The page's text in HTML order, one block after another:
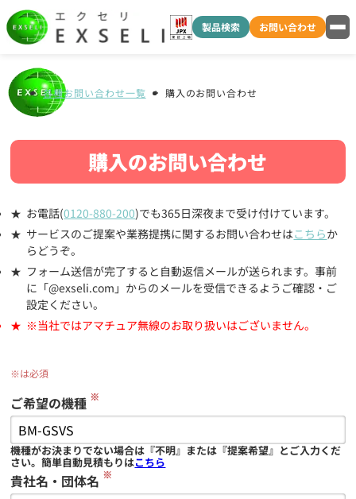
製品検索 お問い合わせ
各種お問い合わせ一覧 購入のお問い合わせ
購入のお問い合わせ
お電話(0120-880-200)でも365日深夜まで受け付けています。
サービスのご提案や業務提携に関するお問い合わせはこちらか
らどうぞ。
フォーム送信が完了すると自動返信メールが送られます。事前
に「@exseli.com」からのメールを受信できるようご確認・ご
設定ください。
※当社ではアマチュア無線のお取り扱いはございません。
※は必須
ご希望の機種 ※
機種がお決まりでない場合は『不明』または『提案希望』とご入力くだ
さい。簡単自動見積もりはこちら
貴社名・団体名 ※